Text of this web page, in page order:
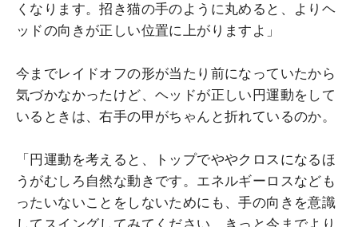
くなります。招き猫の手のように丸めると、よりヘ
ッドの向きが正しい位置に上がりますよ」
今までレイドオフの形が当たり前になっていたから
気づかなかったけど、ヘッドが正しい円運動をして
いるときは、右手の甲がちゃんと折れているのか。
「円運動を考えると、トップでややクロスになるほ
うがむしろ自然な動きです。エネルギーロスなども
ったいないことをしないためにも、手の向きを意識